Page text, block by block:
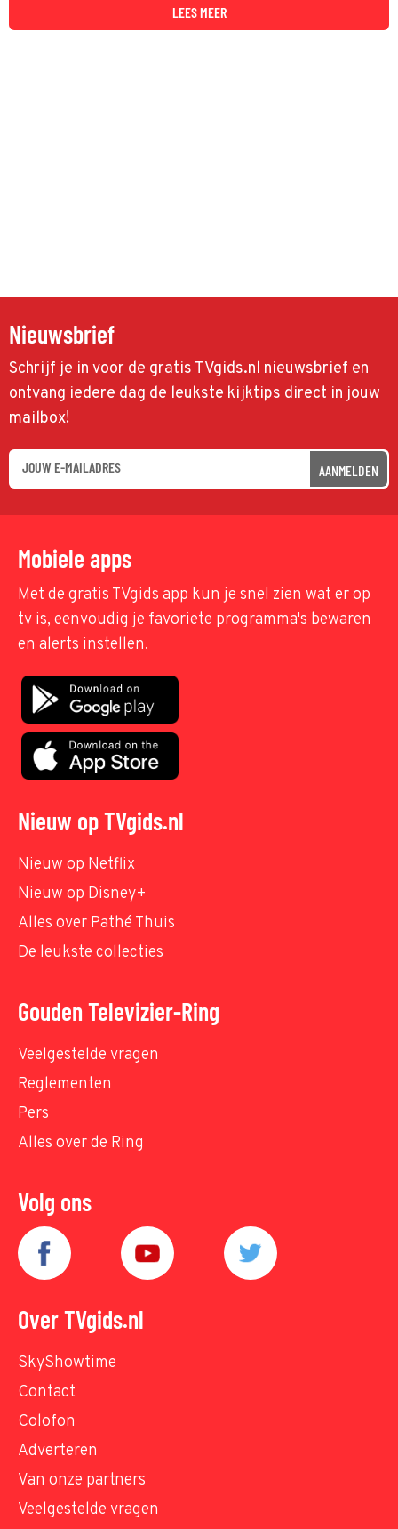
LEES MEER
Nieuwsbrief
Schrijf je in voor de gratis TVgids.nl nieuwsbrief en
ontvang iedere dag de leukste kijktips direct in jouw
mailbox!
AANMELDEN
Mobiele apps
Met de gratis TVgids app kun je snel zien wat er op
tv is, eenvoudig je favoriete programma's bewaren
en alerts instellen.
Nieuw op TVgids.nl
Nieuw op Netflix
Nieuw op Disney+
Alles over Pathé Thuis
De leukste collecties
Gouden Televizier-Ring
Veelgestelde vragen
Reglementen
Pers
Alles over de Ring
Volg ons
Over TVgids.nl
SkyShowtime
Contact
Colofon
Adverteren
Van onze partners
Veelgestelde vragen